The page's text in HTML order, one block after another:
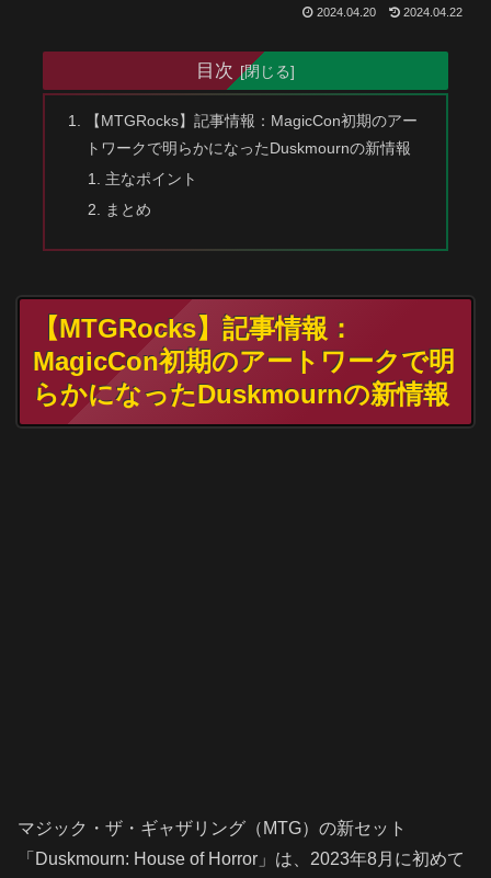
2024.04.20 2024.04.22
目次
【MTGRocks】記事情報：MagicCon初期のアー
トワークで明らかになったDuskmournの新情報
主なポイント
まとめ
【MTGRocks】記事情報：
MagicCon初期のアートワークで明
らかになったDuskmournの新情報
マジック・ザ・ギャザリング（MTG）の新セット
「Duskmourn: House of Horror」は、2023年8月に初めて